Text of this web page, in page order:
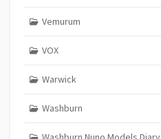
Vemurum
VOX
Warwick
Washburn